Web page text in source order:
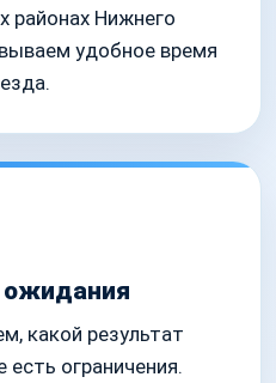
районах Нижнего
удобное время
какой результат
ограничения.